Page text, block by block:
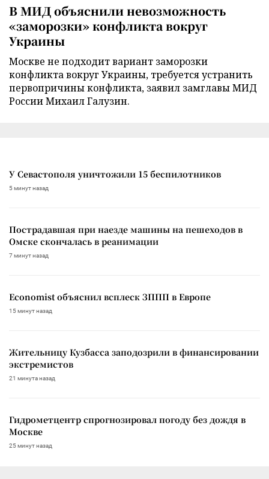
В МИД объяснили невозможность
«заморозки» конфликта вокруг
Украины
Москве не подходит вариант заморозки
конфликта вокруг Украины, требуется устранить
первопричины конфликта, заявил замглавы МИД
России Михаил Галузин.
У Севастополя уничтожили 15 беспилотников
5 минут назад
Пострадавшая при наезде машины на пешеходов в
Омске скончалась в реанимации
7 минут назад
Economist объяснил всплеск ЗППП в Европе
15 минут назад
Жительницу Кузбасса заподозрили в финансировании
экстремистов
21 минута назад
Гидрометцентр спрогнозировал погоду без дождя в
Москве
25 минут назад